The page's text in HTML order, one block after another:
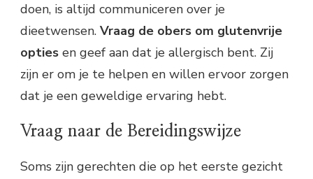
doen, is altijd communiceren over je
dieetwensen. Vraag de obers om glutenvrije
opties en geef aan dat je allergisch bent. Zij
zijn er om je te helpen en willen ervoor zorgen
dat je een geweldige ervaring hebt.
Vraag naar de Bereidingswijze
Soms zijn gerechten die op het eerste gezicht